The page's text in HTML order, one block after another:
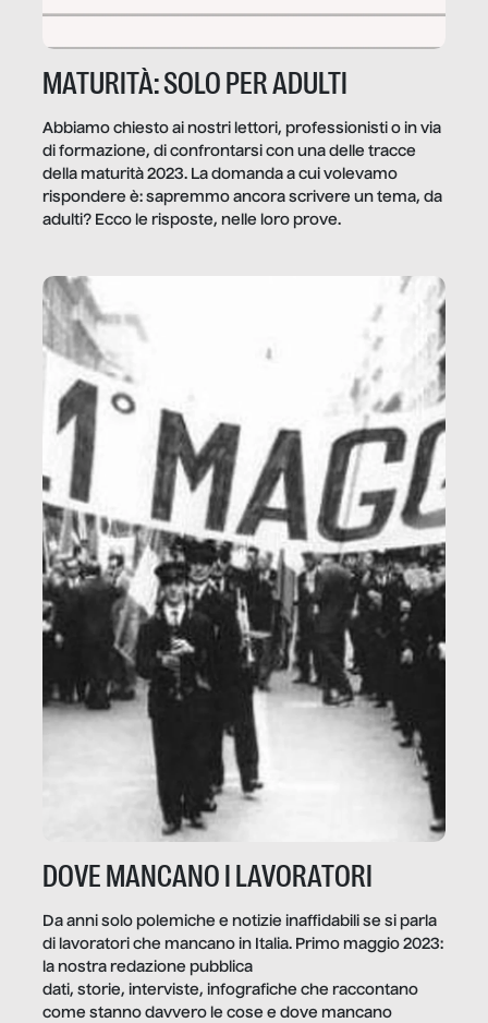
MATURITÀ: SOLO PER ADULTI
Abbiamo chiesto ai nostri lettori, professionisti o in via
di formazione, di confrontarsi con una delle tracce
della maturità 2023. La domanda a cui volevamo
rispondere è: sapremmo ancora scrivere un tema, da
adulti? Ecco le risposte, nelle loro prove.
DOVE MANCANO I LAVORATORI
Da anni solo polemiche e notizie inaffidabili se si parla
di lavoratori che mancano in Italia. Primo maggio 2023:
la nostra redazione pubblica
dati, storie, interviste, infografiche che raccontano
come stanno davvero le cose e dove mancano